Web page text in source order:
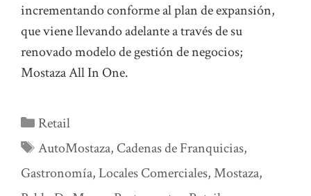
incrementando conforme al plan de expansión,
que viene llevando adelante a través de su
renovado modelo de gestión de negocios;
Mostaza All In One.
Categorías
Retail
Etiquetas
AutoMostaza, Cadenas de Franquicias,
Gastronomía,Locales Comerciales,Mostaza,